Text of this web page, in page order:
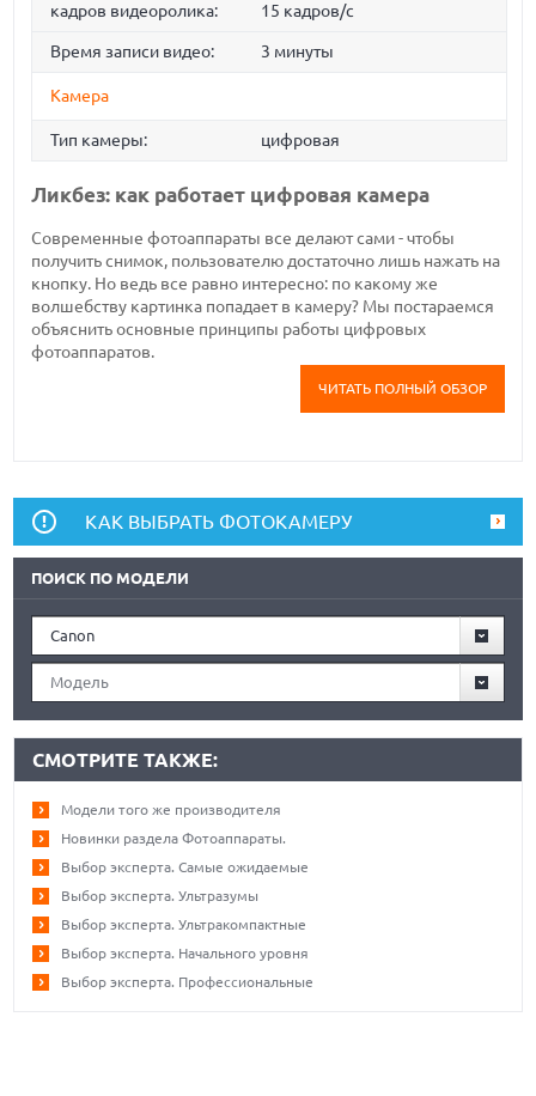
кадров видеоролика:
15 кадров/с
Время записи видео: 3 минуты
Камера
Тип камеры: цифровая
Ликбез: как работает цифровая камера
Современные фотоаппараты все делают сами - чтобы
получить снимок, пользователю достаточно лишь нажать на
кнопку. Но ведь все равно интересно: по какому же
волшебству картинка попадает в камеру? Мы постараемся
объяснить основные принципы работы цифровых
фотоаппаратов.
ЧИТАТЬ ПОЛНЫЙ ОБЗОР
КАК ВЫБРАТЬ ФОТОКАМЕРУ
ПОИСК ПО МОДЕЛИ
Canon
Модель
СМОТРИТЕ ТАКЖЕ:
Модели того же производителя
Новинки раздела Фотоаппараты.
Выбор эксперта. Самые ожидаемые
Выбор эксперта. Ультразумы
Выбор эксперта. Ультракомпактные
Выбор эксперта. Начального уровня
Выбор эксперта. Профессиональные